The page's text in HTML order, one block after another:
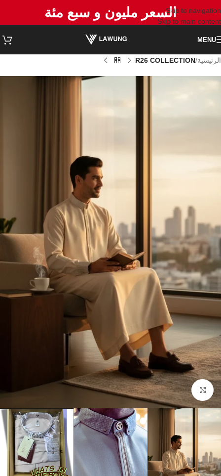
Skip to navigation
Skip to main content
السعر مليون و سبع مئة
MENU
الرئيسية R26 COLLECTION
Click to enlarge